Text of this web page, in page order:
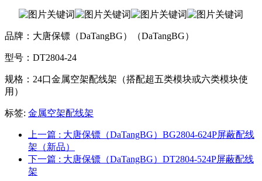
品牌：大唐保镖（DaTangBG）（DaTangBG）
型号：DT2804-24
规格：24口金属空架配线架（搭配超五类模块或六类模块使
用）
标签: 金属空架配线架
上一篇 : 大唐保镖（DaTangBG）BG2804-624P屏蔽配线
架（新品）
下一篇 : 大唐保镖（DaTangBG）DT2804-524P屏蔽配线
架